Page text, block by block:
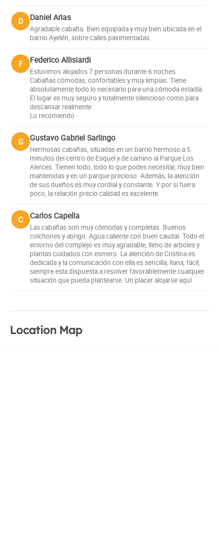
D Daniel Arias
Agradable cabaña. Bien equipada y muy bien ubicada en el
barrio Ayelén, sobre calles pavimentadas.
F Federico Allisiardi
Estuvimos alojados 7 personas durante 6 noches
Cabañas cómodas, confortables y muy limpias. Tiene
absolutamente todo lo necesario para una cómoda estadía.
El lugar es muy seguro y totalmente silencioso como para
descansar realmente
Lo recomiendo
G Gustavo Gabriel Sarlingo
Hermosas cabañas, situadas en un barrio hermoso a 5
minutos del centro de Esquel y de camino al Parque Los
Alerces. Tienen todo, todo lo que podes necesitar, muy bien
mantenidas y en un parque precioso. Además, la atención
de sus dueños es muy cordial y constante. Y por si fuera
poco, la relación precio calidad es excelente.
C Carlos Capella
Las cabañas son muy cómodas y completas. Buenos
colchones y abrigo. Agua caliente con buen caudal. Todo el
entorno del complejo es muy agradable, lleno de arboles y
plantas cuidados con esmero. La atención de Cristina es
dedicada y la comunicación con ella es sencilla, llana, fácil,
siempre esta dispuesta a resolver favorablemente cualquier
situación que pueda plantearse. Un placer alojarse aquí
Location Map